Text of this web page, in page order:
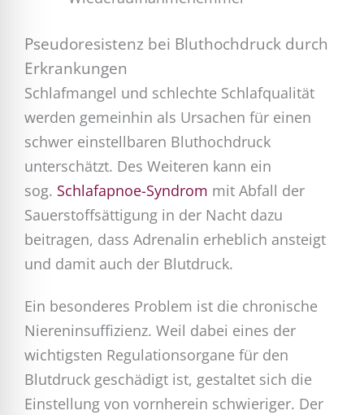
Pseudoresistenz bei Bluthochdruck durch
Erkrankungen
Schlafmangel und schlechte Schlafqualität
werden gemeinhin als Ursachen für einen
schwer einstellbaren Bluthochdruck
unterschätzt. Des Weiteren kann ein
sog. Schlafapnoe-Syndrom mit Abfall der
Sauerstoffsättigung in der Nacht dazu
beitragen, dass Adrenalin erheblich ansteigt
und damit auch der Blutdruck.
Ein besonderes Problem ist die chronische
Niereninsuffizienz. Weil dabei eines der
wichtigsten Regulationsorgane für den
Blutdruck geschädigt ist, gestaltet sich die
Einstellung von vornherein schwieriger. Der